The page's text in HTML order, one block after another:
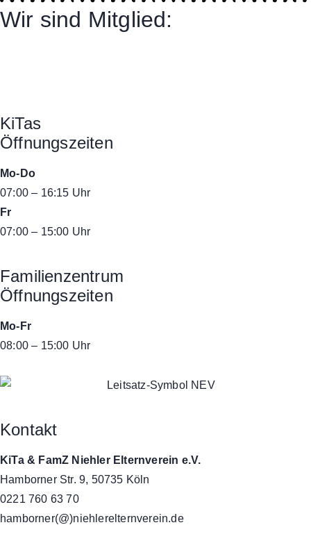
Wir sind Mitglied:
KiTas
Öffnungszeiten
Mo-Do
07:00 – 16:15 Uhr
Fr
07:00 – 15:00 Uhr
Familienzentrum
Öffnungszeiten
Mo-Fr
08:00 – 15:00 Uhr
Kontakt
KiTa & FamZ Niehler Elternverein e.V.
Hamborner Str. 9, 50735 Köln
0221 760 63 70
hamborner(@)niehlerelternverein.de